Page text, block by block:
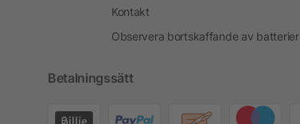
Kontakt
Observera bortskaffande av batterier
Betalningssätt